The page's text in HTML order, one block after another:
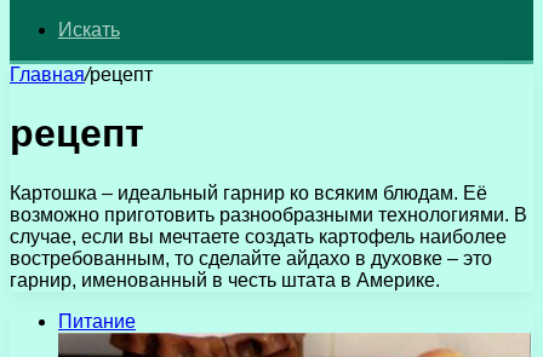
Искать
Главная/рецепт
рецепт
Картошка – идеальный гарнир ко всяким блюдам. Её
возможно приготовить разнообразными технологиями. В
случае, если вы мечтаете создать картофель наиболее
востребованным, то сделайте айдахо в духовке – это
гарнир, именованный в честь штата в Америке.
Питание